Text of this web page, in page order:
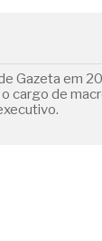
Gazeta
cargo de